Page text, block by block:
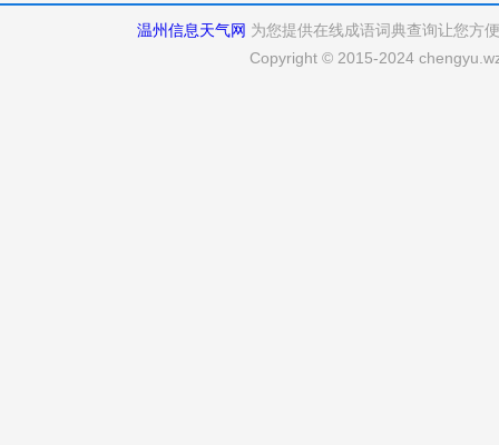
温州信息天气网 为您提供在线成语词典查询让您方
Copyright © 2015-2024